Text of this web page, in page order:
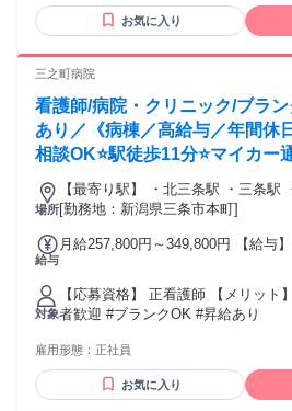
継ぎの先生 ⭐大学病院勤務で平日休
リニック勤務のドクター ⭐育児等
お気に入り
三之町病院
看護師/病院・クリニック/ブラ
あり／《病棟／高給与／年間休
相談OK⭐駅徒歩11分⭐マイカー
場所
【最寄り駅】 ・北三条駅 ・三条駅
[勤務地：新潟県三条市本町]
給与
月給257,800円～349,800円 【給与
対象
【応募資格】 正看護師 【メリット】 #長期 #学歴不問 #経験
者歓迎 #ブランクOK #昇給あり
雇用形態： 正社員
お気に入り